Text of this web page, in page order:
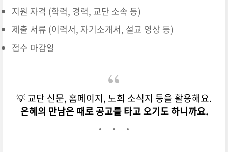
지원 자격 (학력, 경력, 교단 소속 등)
제출 서류 (이력서, 자기소개서, 설교 영상 등)
접수 마감일
💡 교단 신문, 홈페이지, 노회 소식지 등을 활용해요.
은혜의 만남은 때로 공고를 타고 오기도 하니까요.